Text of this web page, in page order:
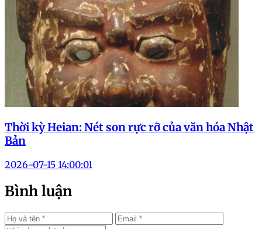
Thời kỳ Heian: Nét son rực rỡ của văn hóa Nhật
Bản
2026-07-15 14:00:01
Bình luận